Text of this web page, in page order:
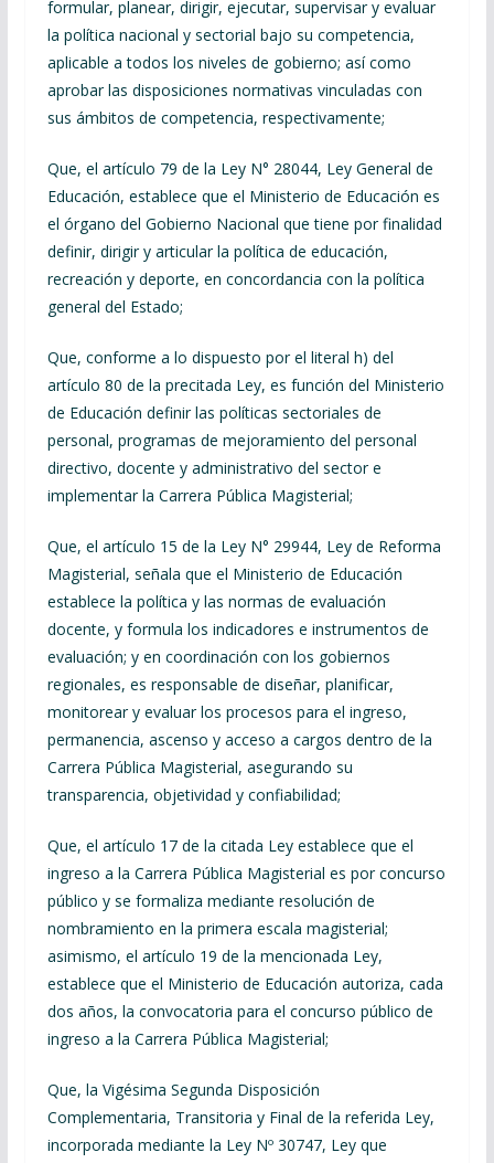
formular, planear, dirigir, ejecutar, supervisar y evaluar
la política nacional y sectorial bajo su competencia,
aplicable a todos los niveles de gobierno; así como
aprobar las disposiciones normativas vinculadas con
sus ámbitos de competencia, respectivamente;
Que, el artículo 79 de la Ley N° 28044, Ley General de
Educación, establece que el Ministerio de Educación es
el órgano del Gobierno Nacional que tiene por finalidad
definir, dirigir y articular la política de educación,
recreación y deporte, en concordancia con la política
general del Estado;
Que, conforme a lo dispuesto por el literal h) del
artículo 80 de la precitada Ley, es función del Ministerio
de Educación definir las políticas sectoriales de
personal, programas de mejoramiento del personal
directivo, docente y administrativo del sector e
implementar la Carrera Pública Magisterial;
Que, el artículo 15 de la Ley N° 29944, Ley de Reforma
Magisterial, señala que el Ministerio de Educación
establece la política y las normas de evaluación
docente, y formula los indicadores e instrumentos de
evaluación; y en coordinación con los gobiernos
regionales, es responsable de diseñar, planificar,
monitorear y evaluar los procesos para el ingreso,
permanencia, ascenso y acceso a cargos dentro de la
Carrera Pública Magisterial, asegurando su
transparencia, objetividad y confiabilidad;
Que, el artículo 17 de la citada Ley establece que el
ingreso a la Carrera Pública Magisterial es por concurso
público y se formaliza mediante resolución de
nombramiento en la primera escala magisterial;
asimismo, el artículo 19 de la mencionada Ley,
establece que el Ministerio de Educación autoriza, cada
dos años, la convocatoria para el concurso público de
ingreso a la Carrera Pública Magisterial;
Que, la Vigésima Segunda Disposición
Complementaria, Transitoria y Final de la referida Ley,
incorporada mediante la Ley Nº 30747, Ley que